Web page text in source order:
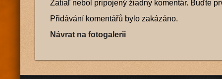
Zatiaľ nebol pripojený žiadny komentár. Buďte
Přidávání komentářů bylo zakázáno.
Návrat na fotogalerii